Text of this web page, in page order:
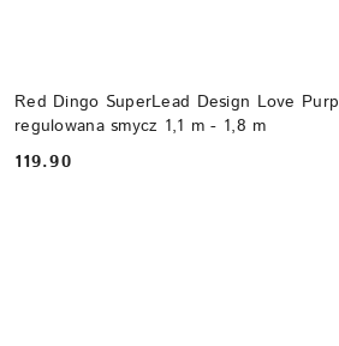
Red Dingo SuperLead Design Love
regulowana smycz 1,1 m - 1,8 m
Cena:
119.90